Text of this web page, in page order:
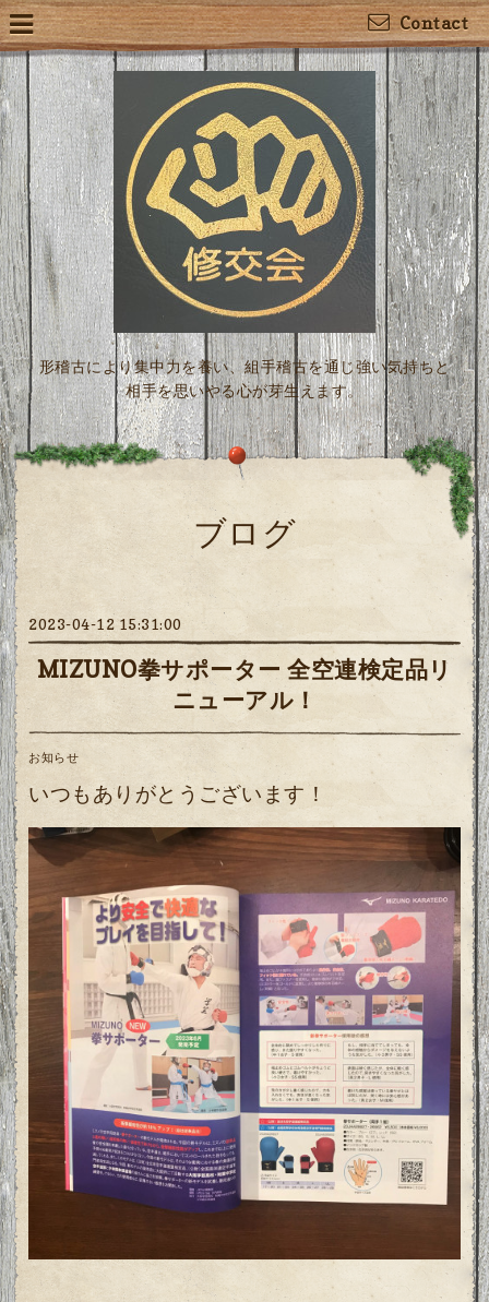
Contact
形稽古により集中力を養い、組手稽古を通じ強い気持ちと
相手を思いやる心が芽生えます。
ブログ
2023-04-12 15:31:00
MIZUNO拳サポーター 全空連検定品リ
ニューアル！
お知らせ
いつもありがとうございます！